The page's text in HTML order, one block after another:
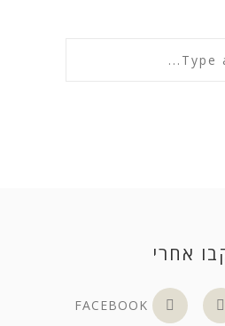
אחרי
FACEBOOK